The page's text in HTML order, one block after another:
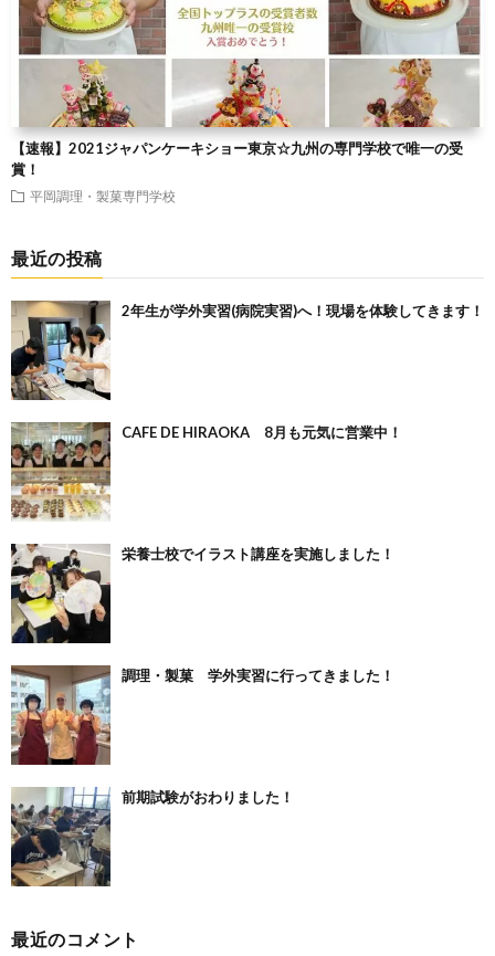
【速報】2021ジャパンケーキショー東京☆九州の専門学校で唯一の受
賞！
平岡調理・製菓専門学校
最近の投稿
2年生が学外実習(病院実習)へ！現場を体験してきます！
CAFE DE HIRAOKA 8月も元気に営業中！
栄養士校でイラスト講座を実施しました！
調理・製菓 学外実習に行ってきました！
前期試験がおわりました！
最近のコメント